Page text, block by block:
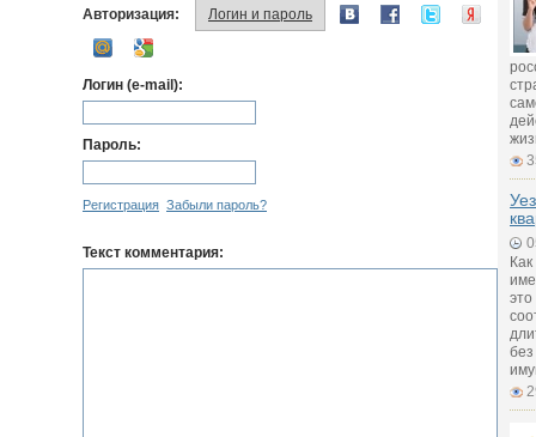
Авторизация: Логин и пароль
Логин (e-mail):
Пароль:
Регистрация Забыли пароль?
Текст комментария: